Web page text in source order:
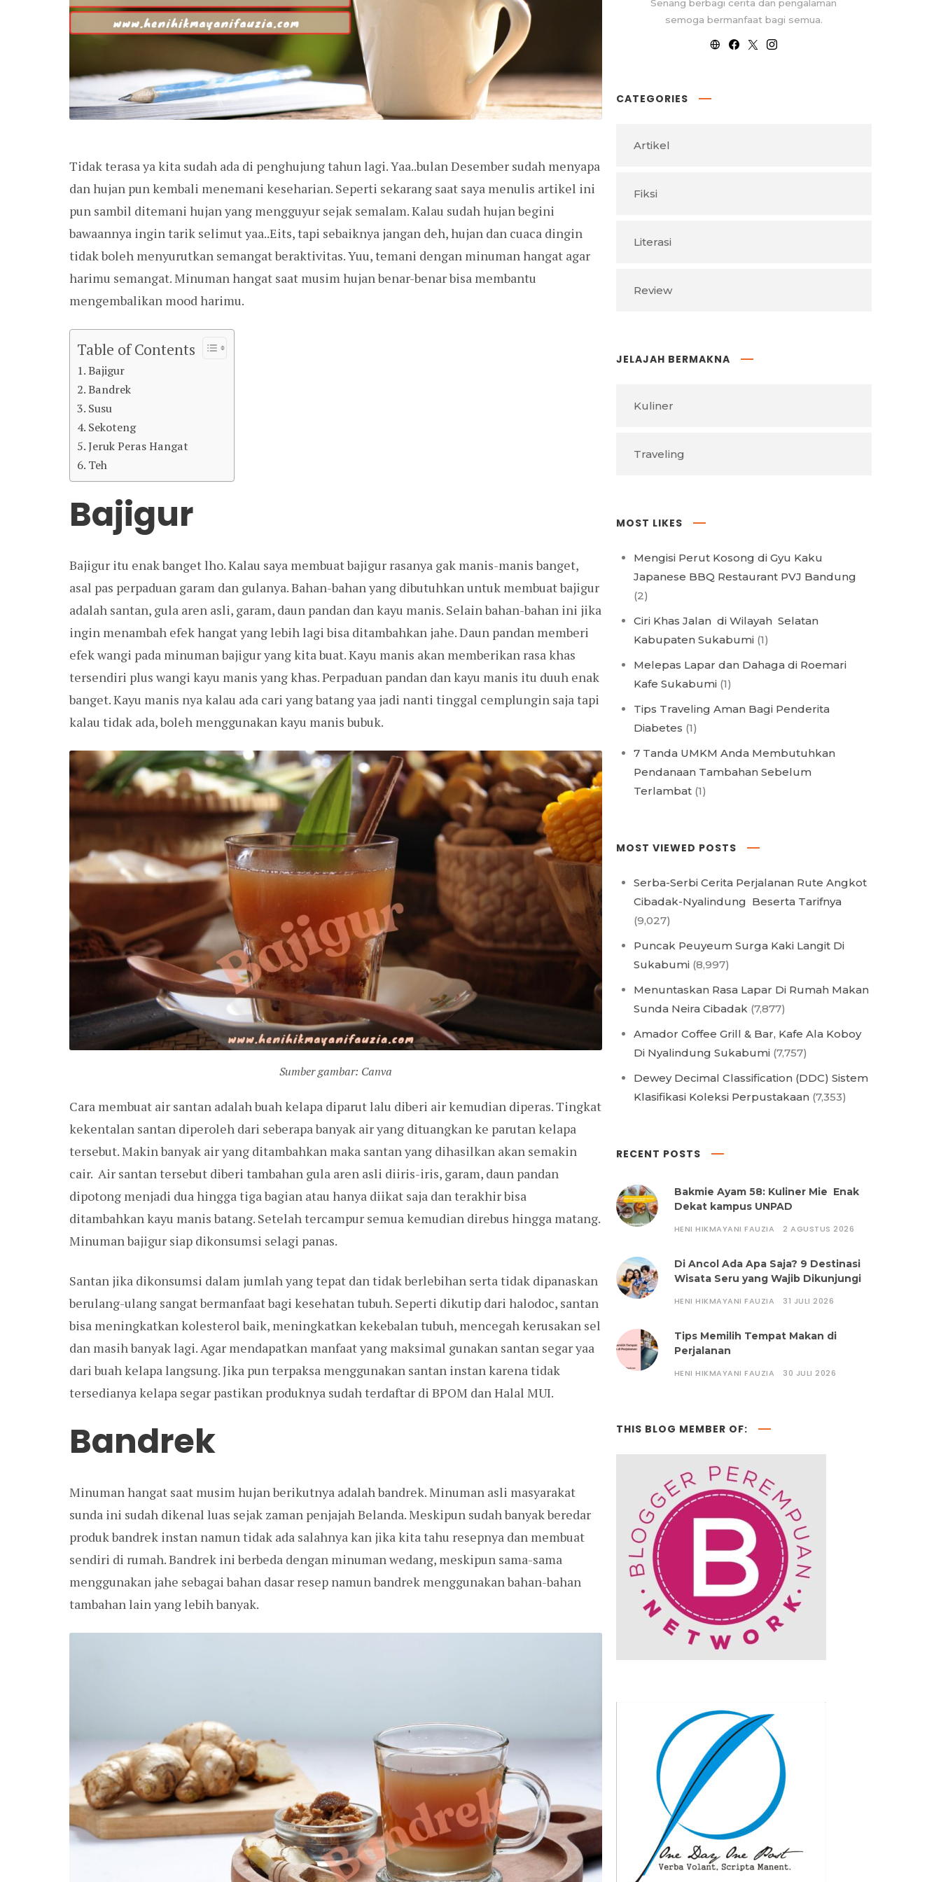
Tidak terasa ya kita sudah ada di penghujung tahun lagi. Yaa..bulan Desember sudah menyapa
dan hujan pun kembali menemani keseharian. Seperti sekarang saat saya menulis artikel ini
pun sambil ditemani hujan yang mengguyur sejak semalam. Kalau sudah hujan begini
bawaannya ingin tarik selimut yaa..Eits, tapi sebaiknya jangan deh, hujan dan cuaca dingin
tidak boleh menyurutkan semangat beraktivitas. Yuu, temani dengan minuman hangat agar
harimu semangat. Minuman hangat saat musim hujan benar-benar bisa membantu
mengembalikan mood harimu.
Table of Contents
Bajigur
Bandrek
Susu
Sekoteng
Jeruk Peras Hangat
Teh
Bajigur
Bajigur itu enak banget lho. Kalau saya membuat bajigur rasanya gak manis-manis banget,
asal pas perpaduan garam dan gulanya. Bahan-bahan yang dibutuhkan untuk membuat bajigur
adalah santan, gula aren asli, garam, daun pandan dan kayu manis. Selain bahan-bahan ini jika
ingin menambah efek hangat yang lebih lagi bisa ditambahkan jahe. Daun pandan memberi
efek wangi pada minuman bajigur yang kita buat. Kayu manis akan memberikan rasa khas
tersendiri plus wangi kayu manis yang khas. Perpaduan pandan dan kayu manis itu duuh enak
banget. Kayu manis nya kalau ada cari yang batang yaa jadi nanti tinggal cemplungin saja tapi
kalau tidak ada, boleh menggunakan kayu manis bubuk.
Sumber gambar: Canva
Cara membuat air santan adalah buah kelapa diparut lalu diberi air kemudian diperas. Tingkat
kekentalan santan diperoleh dari seberapa banyak air yang dituangkan ke parutan kelapa
tersebut. Makin banyak air yang ditambahkan maka santan yang dihasilkan akan semakin
cair. Air santan tersebut diberi tambahan gula aren asli diiris-iris, garam, daun pandan
dipotong menjadi dua hingga tiga bagian atau hanya diikat saja dan terakhir bisa
ditambahkan kayu manis batang. Setelah tercampur semua kemudian direbus hingga matang.
Minuman bajigur siap dikonsumsi selagi panas.
Santan jika dikonsumsi dalam jumlah yang tepat dan tidak berlebihan serta tidak dipanaskan
berulang-ulang sangat bermanfaat bagi kesehatan tubuh. Seperti dikutip dari halodoc, santan
bisa meningkatkan kolesterol baik, meningkatkan kekebalan tubuh, mencegah kerusakan sel
dan masih banyak lagi. Agar mendapatkan manfaat yang maksimal gunakan santan segar yaa
dari buah kelapa langsung. Jika pun terpaksa menggunakan santan instan karena tidak
tersedianya kelapa segar pastikan produknya sudah terdaftar di BPOM dan Halal MUI.
Bandrek
Minuman hangat saat musim hujan berikutnya adalah bandrek. Minuman asli masyarakat
sunda ini sudah dikenal luas sejak zaman penjajah Belanda. Meskipun sudah banyak beredar
produk bandrek instan namun tidak ada salahnya kan jika kita tahu resepnya dan membuat
sendiri di rumah. Bandrek ini berbeda dengan minuman wedang, meskipun sama-sama
menggunakan jahe sebagai bahan dasar resep namun bandrek menggunakan bahan-bahan
tambahan lain yang lebih banyak.
Senang berbagi cerita dan pengalaman
semoga bermanfaat bagi semua.
CATEGORIES
Artikel
Fiksi
Literasi
Review
JELAJAH BERMAKNA
Kuliner
Traveling
MOST LIKES
Mengisi Perut Kosong di Gyu Kaku
Japanese BBQ Restaurant PVJ Bandung
(2)
Ciri Khas Jalan di Wilayah Selatan
Kabupaten Sukabumi (1)
Melepas Lapar dan Dahaga di Roemari
Kafe Sukabumi (1)
Tips Traveling Aman Bagi Penderita
Diabetes (1)
7 Tanda UMKM Anda Membutuhkan
Pendanaan Tambahan Sebelum
Terlambat (1)
MOST VIEWED POSTS
Serba-Serbi Cerita Perjalanan Rute Angkot
Cibadak-Nyalindung Beserta Tarifnya
(9,027)
Puncak Peuyeum Surga Kaki Langit Di
Sukabumi (8,997)
Menuntaskan Rasa Lapar Di Rumah Makan
Sunda Neira Cibadak (7,877)
Amador Coffee Grill & Bar, Kafe Ala Koboy
Di Nyalindung Sukabumi (7,757)
Dewey Decimal Classification (DDC) Sistem
Klasifikasi Koleksi Perpustakaan (7,353)
RECENT POSTS
Bakmie Ayam 58: Kuliner Mie Enak
Dekat kampus UNPAD
HENI HIKMAYANI FAUZIA 2 AGUSTUS 2026
Di Ancol Ada Apa Saja? 9 Destinasi
Wisata Seru yang Wajib Dikunjungi
HENI HIKMAYANI FAUZIA 31 JULI 2026
Tips Memilih Tempat Makan di
Perjalanan
HENI HIKMAYANI FAUZIA 30 JULI 2026
THIS BLOG MEMBER OF: